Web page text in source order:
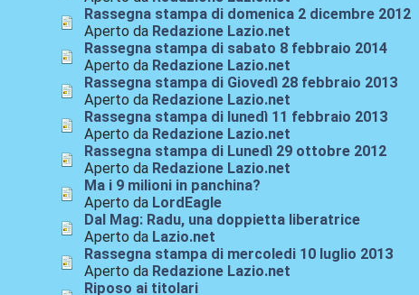
Rassegna stampa di domenica 2 dicembre 2012
Aperto da Redazione Lazio.net
Rassegna stampa di sabato 8 febbraio 2014
Aperto da Redazione Lazio.net
Rassegna stampa di Giovedì 28 febbraio 2013
Aperto da Redazione Lazio.net
Rassegna stampa di lunedì 11 febbraio 2013
Aperto da Redazione Lazio.net
Rassegna stampa di Lunedì 29 ottobre 2012
Aperto da Redazione Lazio.net
Ma i 9 milioni in panchina?
Aperto da LordEagle
Dal Mag: Radu, una doppietta liberatrice
Aperto da Lazio.net
Rassegna stampa di mercoledi 10 luglio 2013
Aperto da Redazione Lazio.net
Riposo ai titolari